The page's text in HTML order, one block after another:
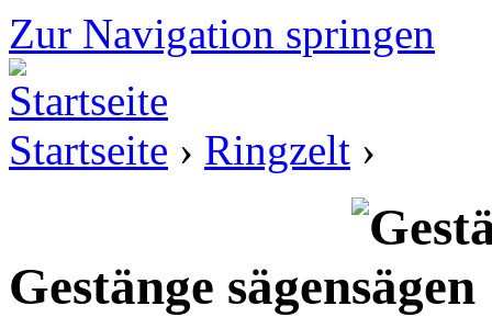
Zur Navigation springen
Startseite › Ringzelt ›
Gestänge sägen